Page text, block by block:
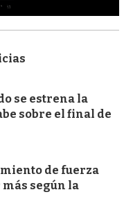
se estrena la
sobre el final de
de fuerza
según la